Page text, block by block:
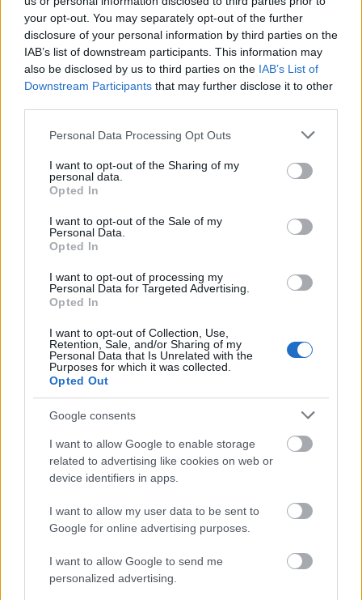
your opt-out. You may separately opt-out of the further
disclosure of your personal information by third parties on the
IAB’s list of downstream participants. This information may
also be disclosed by us to third parties on the IAB’s List of
Downstream Participants that may further disclose it to other
Please note that this website/app uses one or more Google
not limited to your visit or usage behaviour. You may click to
grant or deny consent to Google and its third-party tags to
use your data for below specified purposes in below Google
consent section.
Personal Data Processing Opt Outs
I want to opt-out of the Sharing of my
personal data.
Opted In
I want to opt-out of the Sale of my
Personal Data.
Opted In
I want to opt-out of processing my
Personal Data for Targeted Advertising.
Opted In
I want to opt-out of Collection, Use,
Retention, Sale, and/or Sharing of my
Personal Data that Is Unrelated with the
Purposes for which it was collected.
Opted Out
Google consents
I want to allow Google to enable storage
related to advertising like cookies on web or
device identifiers in apps.
I want to allow my user data to be sent to
Google for online advertising purposes.
I want to allow Google to send me
personalized advertising.
szükséges mozaikokat tölti le a számítógép.
A most elkészült felbontásban a képeken a
festő minden egyes ecsetvonása látszik, a
festmények legapróbb repedései is
megfigyelhetőek.
AZ EMBERSÉG ÜNNEPE
EGY VÁLOGATOTT TÁRSASÁGRA”